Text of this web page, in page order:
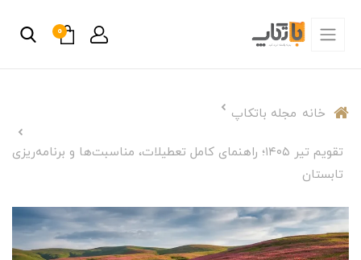
0
خانه مجله باتکاپ
تقویم تیر ۱۴۰۵؛ راهنمای کامل تعطیلات، مناسبت‌ها و برنامه‌ریزی
تابستان